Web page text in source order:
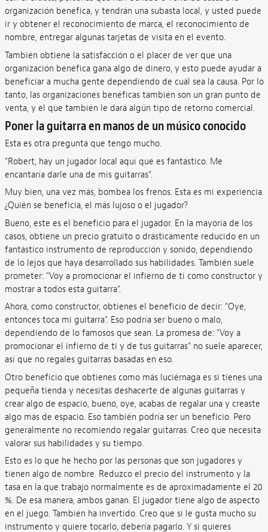
organización benéfica, y tendrán una subasta local, y usted puede
ir y obtener el reconocimiento de marca, el reconocimiento de
nombre, entregar algunas tarjetas de visita en el evento.
También obtiene la satisfacción o el placer de ver que una
organización benéfica gana algo de dinero, y esto puede ayudar a
beneficiar a mucha gente dependiendo de cuál sea la causa. Por lo
tanto, las organizaciones benéficas también son un gran punto de
venta, y el que también le dará algún tipo de retorno comercial.
Poner la guitarra en manos de un músico conocido
Esta es otra pregunta que tengo mucho.
"Robert, hay un jugador local aquí que es fantástico. Me
encantaría darle una de mis guitarras”.
Muy bien, una vez más, bombea los frenos. Esta es mi experiencia.
¿Quién se beneficia, el más lujoso o el jugador?
Bueno, este es el beneficio para el jugador. En la mayoría de los
casos, obtiene un precio gratuito o drásticamente reducido en un
fantástico instrumento de reproducción y sonido, dependiendo
de lo lejos que haya desarrollado sus habilidades. También suele
prometer: "Voy a promocionar el infierno de ti como constructor y
mostrar a todos esta guitarra".
Ahora, como constructor, obtienes el beneficio de decir: "Oye,
entonces toca mi guitarra". Eso podría ser bueno o malo,
dependiendo de lo famosos que sean. La promesa de: "Voy a
promocionar el infierno de ti y de tus guitarras" no suele aparecer,
así que no regales guitarras basadas en eso.
Otro beneficio que obtienes como más luciérnaga es si tienes una
pequeña tienda y necesitas deshacerte de algunas guitarras y
crear algo de espacio, bueno, oye, acabas de regalar una y creaste
algo más de espacio. Eso también podría ser un beneficio. Pero
generalmente no recomiendo regalar guitarras. Creo que necesita
valorar sus habilidades y su tiempo.
Esto es lo que he hecho por las personas que son jugadores y
tienen algo de nombre. Reduzco el precio del instrumento y la
tasa en la que trabajo normalmente es de aproximadamente el 20
%. De esa manera, ambos ganan. El jugador tiene algo de aspecto
en el juego. También ha invertido. Creo que si le gusta mucho su
instrumento y quiere tocarlo, debería pagarlo. Y si quieres